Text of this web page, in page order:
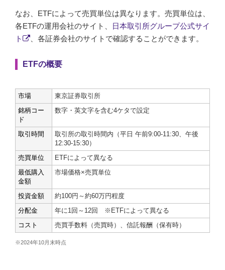
なお、ETFによって売買単位は異なります。売買単位は、
各ETFの運用会社のサイト、
日本取引所グループ公式サイ
ト
、各証券会社のサイトで確認することができます。
ETFの概要
市場
東京証券取引所
銘柄コー
ド
数字・英文字を含む4ケタで設定
取引時間
取引所の取引時間内（平日 午前9:00-11:30、午後
12:30-15:30）
売買単位
ETFによって異なる
最低購入
金額
市場価格×売買単位
投資金額
約100円～約60万円程度
分配金
年に1回～12回 ※ETFによって異なる
コスト
売買手数料（売買時）、信託報酬（保有時）
※2024年10月末時点